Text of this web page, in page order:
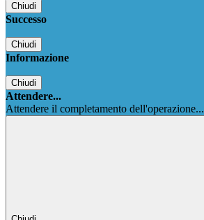
Chiudi
Successo
Chiudi
Informazione
Chiudi
Attendere...
Attendere il completamento dell'operazione...